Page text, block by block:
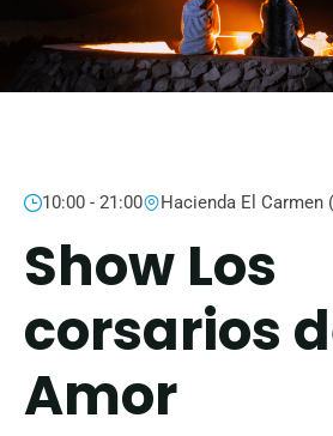
10:00 - 21:00 Hacienda El Carmen
Show Los
corsarios
Amor